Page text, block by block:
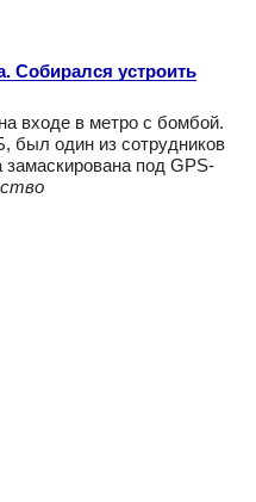
Собирался устроить
входе в метро с бомбой.
один из сотрудников
под GPS-